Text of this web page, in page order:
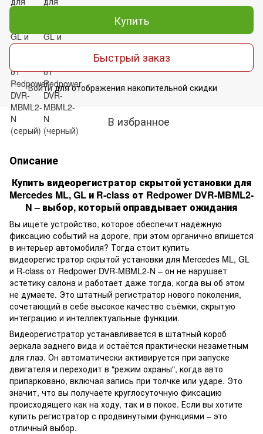
Купить
Быстрый заказ
% Войтидля отображения накопительной скидки
В избранное
Описание
Купить видеорегистратор скрытой установки для
Mercedes ML, GL и R-class от Redpower DVR-MBML2-
N – выбор, который оправдывает ожидания
Вы ищете устройство, которое обеспечит надёжную
фиксацию событий на дороге, при этом органично впишется
в интерьер автомобиля? Тогда стоит купить
видеорегистратор скрытой установки для Mercedes ML, GL
и R-class от Redpower DVR-MBML2-N – он не нарушает
эстетику салона и работает даже тогда, когда вы об этом
не думаете. Это штатный регистратор нового поколения,
сочетающий в себе высокое качество съёмки, скрытую
интеграцию и интеллектуальные функции.
Видеорегистратор устанавливается в штатный короб
зеркала заднего вида и остаётся практически незаметным
для глаз. Он автоматически активируется при запуске
двигателя и переходит в "режим охраны", когда авто
припарковано, включая запись при толчке или ударе. Это
значит, что вы получаете круглосуточную фиксацию
происходящего как на ходу, так и в покое. Если вы хотите
купить регистратор с продвинутыми функциями – это
отличный выбор.